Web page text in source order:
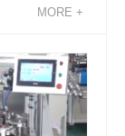
MORE +